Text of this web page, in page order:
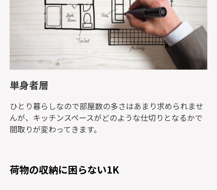
単身者層
ひとり暮らしなので部屋数の多さはあまり求められませ
んが、キッチンスペースがどのような仕切りとなるかで
間取りが変わってきます。
荷物の収納に困らない1K